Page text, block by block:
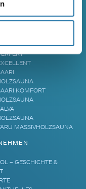
AREND MAATA
KOMFORT
KOMFORT
MASSIVHOLZSAUNA
– GESCHICHTE &